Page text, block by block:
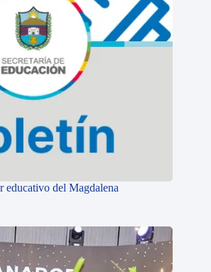
educativo del Magdalena